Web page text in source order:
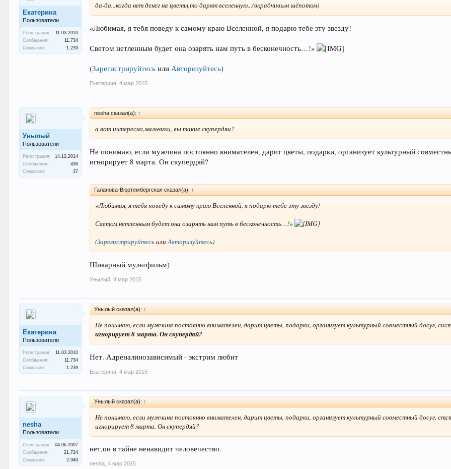
Екатерина
Пользователи
Регистрация:
11.03.2010
Сообщения:
11.734
Симпатии:
1.239
да-да...когда нет денег на цветы,то дарят вселенную...(вкрадчивым шёпотом)
«Любимая, я тебя поведу к самому краю Вселенной, я подарю тебе эту звезду!
Светом нетленным будет она озарять нам путь в бесконечность…!»
(Зарегистрируйтесь илиАвторизуйтесь)
Екатерина 4 мар 2015
Унылый
Пользователи
Регистрация:
14.12.2014
Сообщения:
436
Симпатии:
37
nesha сказал(а): ↑
а вот интересно,мальчики, вы такие скупердяи?
Не понимаю, если мужчина постоянно внимателен, дарит цветы, подарки, организует культурный
игнорирует 8 марта. Он скупердяй?
Галанова-Вюртембергская сказал(а): ↑
«Любимая, я тебя поведу к самому краю Вселенной, я подарю тебе эту звезду!
Светом нетленным будет она озарять нам путь в бесконечность…!»
(ЗарегистрируйтесьилиАвторизуйтесь)
Шикарный мультфильм)
Унылый 4 мар 2015
Екатерина
Пользователи
Регистрация:
11.03.2010
Сообщения:
11.734
Симпатии:
1.239
Унылый сказал(а): ↑
Не понимаю, если мужчина постоянно внимателен, дарит цветы, подарки, организует культурный совместный досуг,
игнорирует 8 марта. Он скупердяй?
Нет. Адреналинозависимый - экстрим любит
Екатерина 4 мар 2015
nesha
Пользователи
Регистрация:
04.06.2007
Сообщения:
21.724
Симпатии:
2.949
Унылый сказал(а): ↑
Не понимаю, если мужчина постоянно внимателен, дарит цветы, подарки, организует культурный совместный досуг,
игнорирует 8 марта. Он скупердяй?
нет,он в тайне ненавидит человечество.
nesha 4 мар 2015